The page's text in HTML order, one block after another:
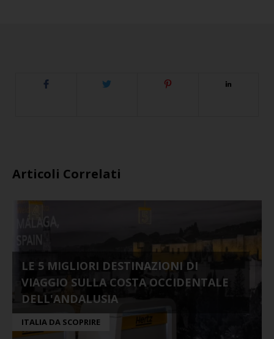
Articoli Correlati
LE 5 MIGLIORI DESTINAZIONI DI
VIAGGIO SULLA COSTA OCCIDENTALE
DELL'ANDALUSIA
ITALIA DA SCOPRIRE